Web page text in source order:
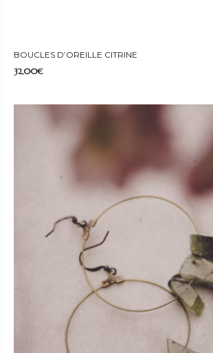
BOUCLES D’OREILLE CITRINE
32,00€